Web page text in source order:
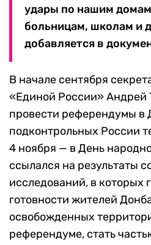
удары по нашим
больницам, школам и
добавляется в
В начале сентября
«Единой России» Андрей
провести референдумы в
подконтрольных России
4 ноября — в День
ссылался на результаты
исследований, в которых
готовности жителей
освобожденных
референдуме, стать